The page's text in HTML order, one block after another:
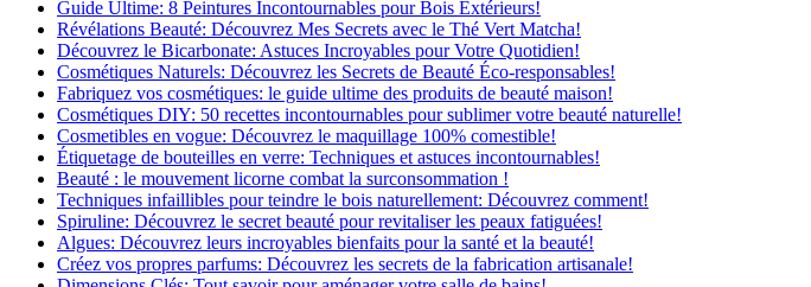
Guide Ultime: 8 Peintures Incontournables pour Bois Extérieurs!
Révélations Beauté: Découvrez Mes Secrets avec le Thé Vert Matcha!
Découvrez le Bicarbonate: Astuces Incroyables pour Votre Quotidien!
Cosmétiques Naturels: Découvrez les Secrets de Beauté Éco-responsables!
Fabriquez vos cosmétiques: le guide ultime des produits de beauté maison!
Cosmétiques DIY: 50 recettes incontournables pour sublimer votre beauté naturelle!
Cosmetibles en vogue: Découvrez le maquillage 100% comestible!
Étiquetage de bouteilles en verre: Techniques et astuces incontournables!
Beauté : le mouvement licorne combat la surconsommation !
Techniques infaillibles pour teindre le bois naturellement: Découvrez comment!
Spiruline: Découvrez le secret beauté pour revitaliser les peaux fatiguées!
Algues: Découvrez leurs incroyables bienfaits pour la santé et la beauté!
Créez vos propres parfums: Découvrez les secrets de la fabrication artisanale!